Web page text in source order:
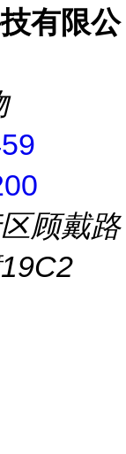
有限公
顾戴路